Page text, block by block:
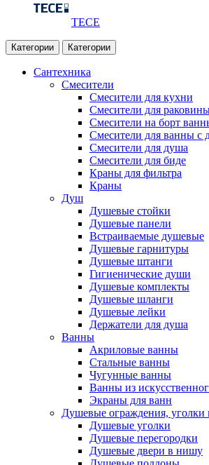
TECE
Категории Категории
Сантехника
Смесители
Смесители для кухни
Смесители для
Смесители на борт
Смесители для ванны с
Смесители для душа
Смесители для биде
Краны для фильтра
Краны
Душ
Душевые стойки
Душевые панели
Встраиваемые душевые
Душевые гарнитуры
Душевые штанги
Гигиенические души
Душевые комплекты
Душевые шланги
Душевые лейки
Держатели для душа
Ванны
Акриловые ванны
Стальные ванны
Чугунные ванны
Ванны из
Экраны для ванн
Душевые ограждения,
Душевые уголки
Душевые перегородки
Душевые двери в нишу